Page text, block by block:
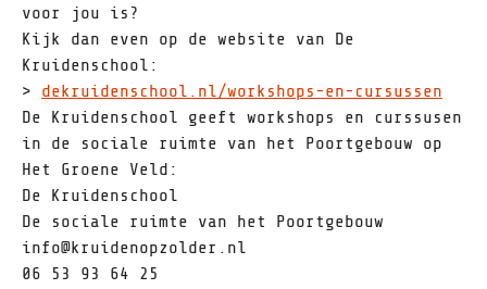
voor jou is?
Kijk dan even op de website van De
Kruidenschool:
> dekruidenschool.nl/workshops-en-cursussen
De Kruidenschool geeft workshops en curssusen
in de sociale ruimte van het Poortgebouw op
Het Groene Veld:
De Kruidenschool
De sociale ruimte van het Poortgebouw
info@kruidenopzolder.nl
06 53 93 64 25